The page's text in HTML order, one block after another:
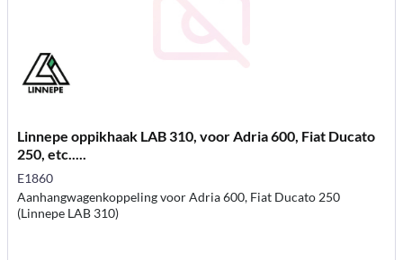
Linnepe oppikhaak LAB 310, voor Adria 600, Fiat Ducato
250, etc.....
E1860
Aanhangwagenkoppeling voor Adria 600, Fiat Ducato 250
(Linnepe LAB 310)